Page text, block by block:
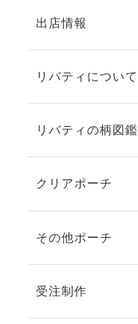
出店情報
リバティについて
リバティの柄図鑑
クリアポーチ
その他ポーチ
受注制作